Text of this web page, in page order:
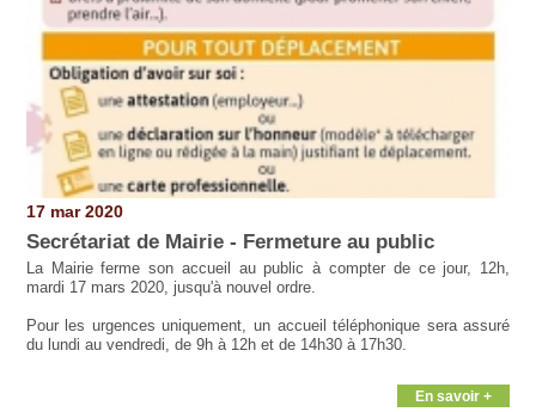
17 mar 2020
Secrétariat de Mairie - Fermeture au public
La Mairie ferme son accueil au public à compter de ce jour, 12h,
mardi 17 mars 2020, jusqu'à nouvel ordre.
Pour les urgences uniquement, un accueil téléphonique sera assuré
du lundi au vendredi, de 9h à 12h et de 14h30 à 17h30.
En savoir +